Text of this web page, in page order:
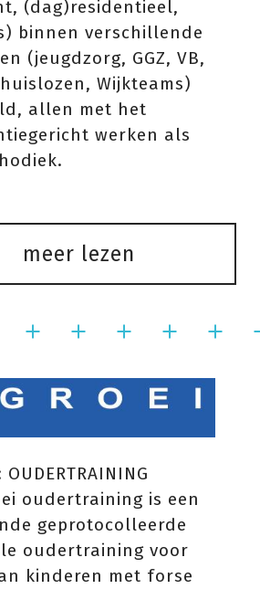
(dag)residentieel,
binnen verschillende
(jeugdzorg, GGZ, VB,
Wijkteams)
allen met het
werken als
meer lezen
OUDERTRAINING
oudertraining is een
geprotocolleerde
oudertraining voor
kinderen met forse